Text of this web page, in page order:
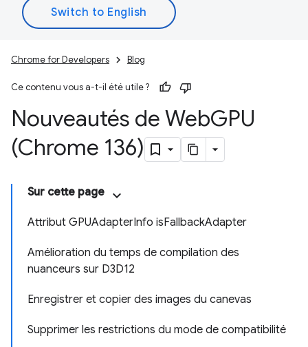
Chrome for Developers Blog
Ce contenu vous a-t-il été utile ?
Nouveautés de WebGPU
(Chrome 136)
Sur cette page
Attribut GPUAdapterInfo isFallbackAdapter
Amélioration du temps de compilation des
nuanceurs sur D3D12
Enregistrer et copier des images du canevas
Supprimer les restrictions du mode de compatibilité